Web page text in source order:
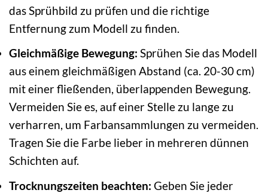
das Sprühbild zu prüfen und die richtige
Entfernung zum Modell zu finden.
Gleichmäßige Bewegung: Sprühen Sie das Modell
aus einem gleichmäßigen Abstand (ca. 20-30 cm)
mit einer fließenden, überlappenden Bewegung.
Vermeiden Sie es, auf einer Stelle zu lange zu
verharren, um Farbansammlungen zu vermeiden.
Tragen Sie die Farbe lieber in mehreren dünnen
Schichten auf.
Trocknungszeiten beachten: Geben Sie jeder